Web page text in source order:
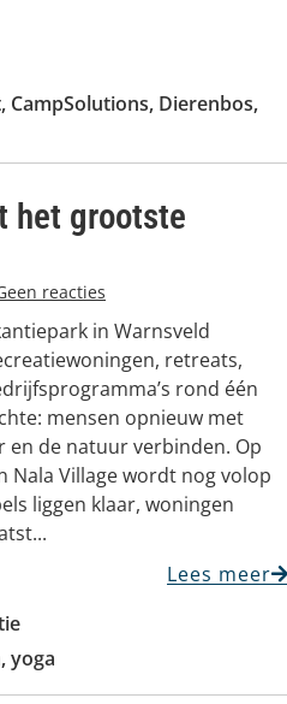
, CampSolutions, Dierenbos,
het grootste
reacties
in Warnsveld
retreats,
rond één
mensen opnieuw met
en de natuur verbinden. Op
Nala Village wordt nog volop
liggen klaar, woningen
Lees meer
,yoga